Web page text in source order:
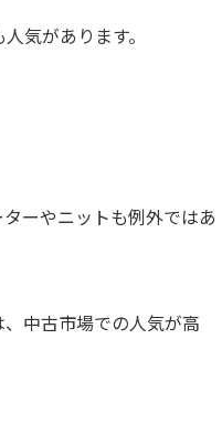
気があります。
ーやニットも例外ではあ
中古市場での人気が高